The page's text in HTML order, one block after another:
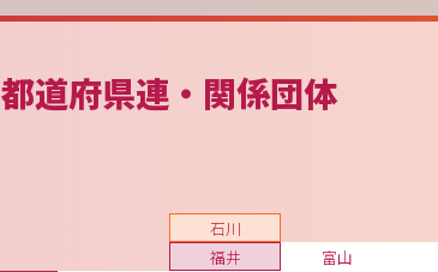
都道府県連・関係団体
富山
石川
福井